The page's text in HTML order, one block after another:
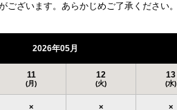
ざいます。あらかじめご了承ください。
2026年05月
11
(月)
12
(火)
13
(水)
× × ×